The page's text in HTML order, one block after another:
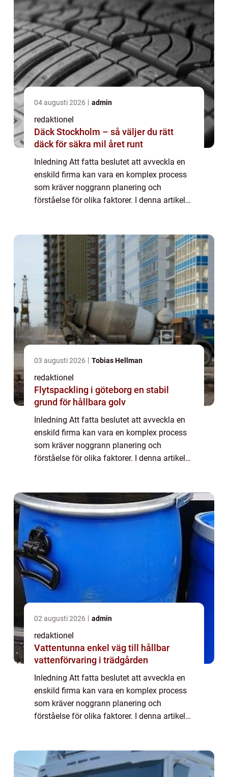
04 augusti 2026 admin
redaktionel
Däck Stockholm – så väljer du rätt
däck för säkra mil året runt
Inledning Att fatta beslutet att avveckla en
enskild firma kan vara en komplex process
som kräver noggrann planering och
förståelse för olika faktorer. I denna artikel
03 augusti 2026 Tobias Hellman
redaktionel
Flytspackling i göteborg en stabil
grund för hållbara golv
Inledning Att fatta beslutet att avveckla en
enskild firma kan vara en komplex process
som kräver noggrann planering och
förståelse för olika faktorer. I denna artikel
02 augusti 2026 admin
redaktionel
Vattentunna enkel väg till hållbar
vattenförvaring i trädgården
Inledning Att fatta beslutet att avveckla en
enskild firma kan vara en komplex process
som kräver noggrann planering och
förståelse för olika faktorer. I denna artikel